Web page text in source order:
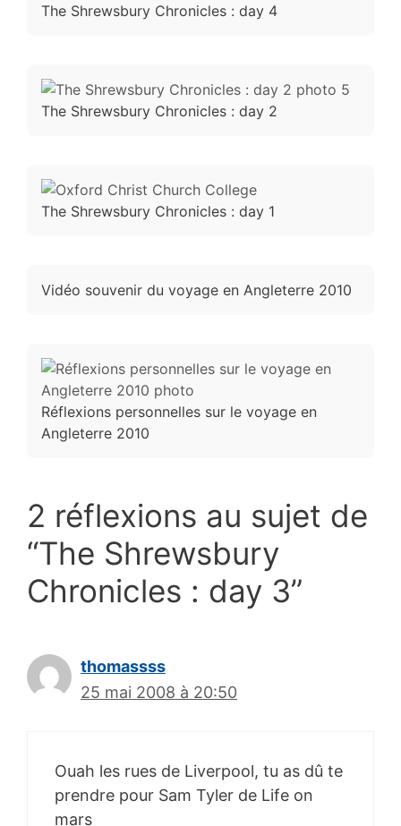
The Shrewsbury Chronicles : day 4
The Shrewsbury Chronicles : day 2
The Shrewsbury Chronicles : day 1
Vidéo souvenir du voyage en Angleterre 2010
Réflexions personnelles sur le voyage en
Angleterre 2010
2 réflexions au sujet de
“The Shrewsbury
Chronicles : day 3”
thomassss
25 mai 2008 à 20:50
Ouah les rues de Liverpool, tu as dû te
prendre pour Sam Tyler de Life on
mars